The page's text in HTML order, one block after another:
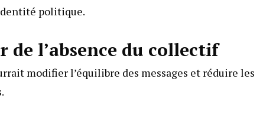
politique.
l’absence du collectif
modifier l’équilibre des messages et réduire les